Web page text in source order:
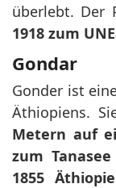
überlebt. Der
1918 zum
Gondar
Gonder ist
Äthiopiens.
Metern auf
zum
1855